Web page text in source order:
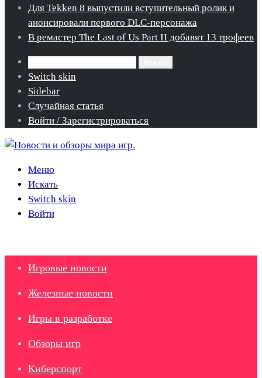
Для Tekken 8 выпустили вступительный ролик и
анонсировали первого DLC-персонажа
В ремастер The Last of Us Part II добавят 13 трофеев
Switch skin
Sidebar
Случайная статья
Войти / Зарегистрироваться
Меню
Искать
Switch skin
Войти
Игровые новости
Железные новости
Игры в разработке
Обзоры игр
Киберспорт